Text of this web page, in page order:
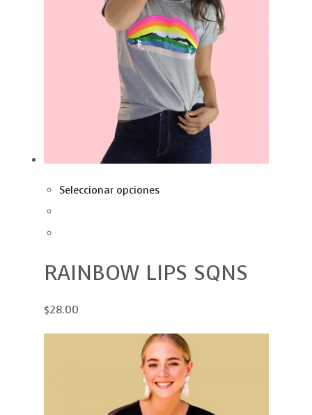
Seleccionar opciones
RAINBOW LIPS SQNS
$28.00